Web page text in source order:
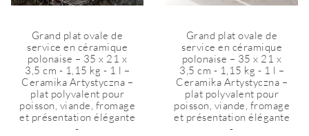
Grand plat ovale de
service en céramique
polonaise – 35 x 21 x
3,5 cm - 1,15 kg - 1 l –
Ceramika Artystyczna –
plat polyvalent pour
poisson, viande, fromage
et présentation élégante
-
Grand plat ovale de
service en céramique
polonaise – 35 x 21 x
3,5 cm - 1,15 kg - 1 l –
Ceramika Artystyczna –
plat polyvalent pour
poisson, viande, fromage
et présentation élégante
-